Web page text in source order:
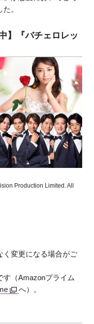
。
】『バチェロレッ
Production Limited. All
変更になる場合がご
（Amazonプライム
へ）。